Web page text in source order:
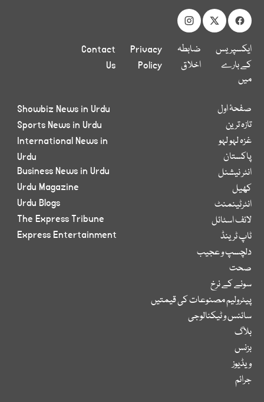
ایکسپریس
کے بارے
میں
ضابطہ
اخلاق
Privacy
Policy
Contact
Us
صفحۂ اول
تازہ ترین
غزہ لہو لہو
پاکستان
انٹر نیشنل
کھیل
انٹرٹینمنٹ
لائف اسٹائل
ٹاپ ٹرینڈ
دلچسپ و عجیب
صحت
سونے کے نرخ
پیٹرولیم مصنوعات کی قیمتیں
سائنس و ٹیکنالوجی
بلاگ
بزنس
ویڈیوز
جرائم
Showbiz News in Urdu
Sports News in Urdu
International News in
Urdu
Business News in Urdu
Urdu Magazine
Urdu Blogs
The Express Tribune
Express Entertainment